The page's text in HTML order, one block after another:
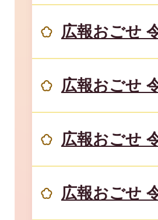
広報おごせ
広報おごせ
広報おごせ
広報おごせ